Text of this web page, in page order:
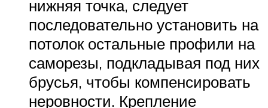
нижняя точка, следует
последовательно установить на
потолок остальные профили на
саморезы, подкладывая под них
брусья, чтобы компенсировать
неровности. Крепление